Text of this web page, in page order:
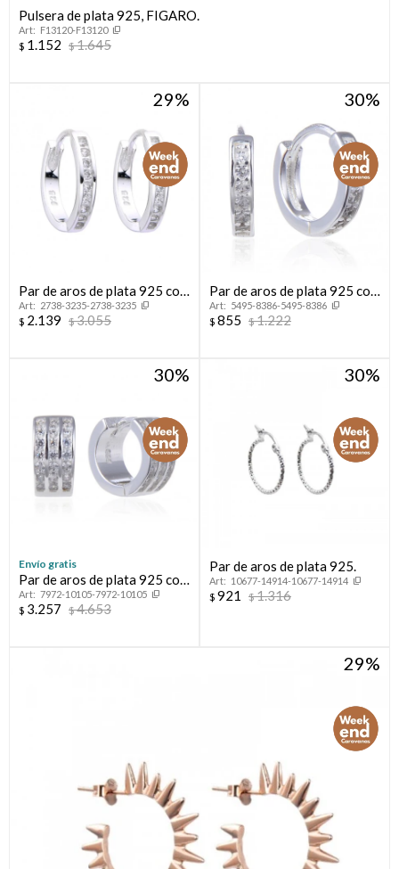
Pulsera de plata 925, FIGARO.
F13120-F13120
$ 1.152 $1.645
29
Par de aros de plata 925 con
circonias.
2738-3235-2738-3235
$ 2.139 $3.055
30
Par de aros de plata 925 con
circonias.
5495-8386-5495-8386
$ 855 $1.222
30
Envío gratis
Par de aros de plata 925 con
circonias.
7972-10105-7972-10105
$ 3.257 $4.653
30
Par de aros de plata 925.
10677-14914-10677-14914
$ 921 $1.316
29
Compromiso